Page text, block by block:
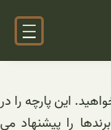
این پارچه را در
را پیشنهاد می